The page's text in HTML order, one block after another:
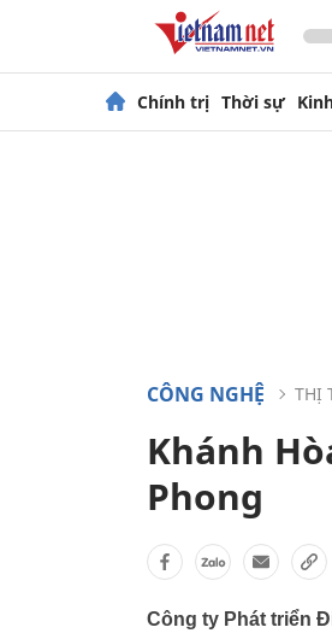
Chính trị Thời sự
CÔNG NGHỆ THỊ
Khánh
Phong
Công ty Phát triển